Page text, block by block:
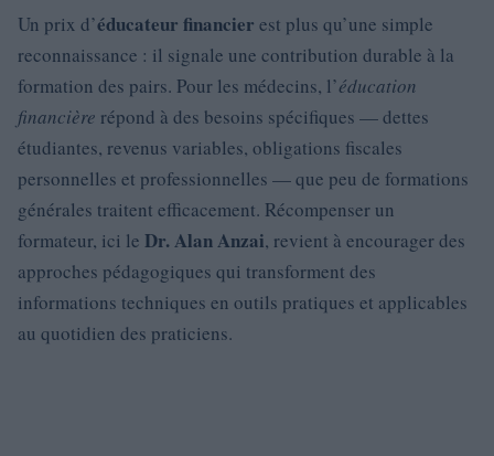
Un prix d’éducateur financier est plus qu’une simple
reconnaissance : il signale une contribution durable à la
formation des pairs. Pour les médecins, l’éducation
financière répond à des besoins spécifiques — dettes
étudiantes, revenus variables, obligations fiscales
personnelles et professionnelles — que peu de formations
générales traitent efficacement. Récompenser un
formateur, ici le Dr. Alan Anzai, revient à encourager des
approches pédagogiques qui transforment des
informations techniques en outils pratiques et applicables
au quotidien des praticiens.